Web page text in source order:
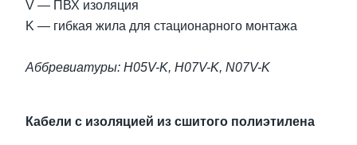
V — ПВХ изоляция
K — гибкая жила для стационарного монтажа
Аббревиатуры: H05V-K, H07V-K, N07V-K
Кабели с изоляцией из сшитого полиэтилена